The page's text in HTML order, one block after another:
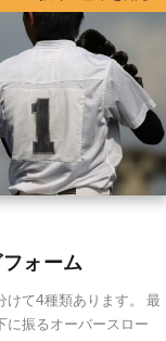
ォーム
けて4種類あります。 最
に振るオーバースロー